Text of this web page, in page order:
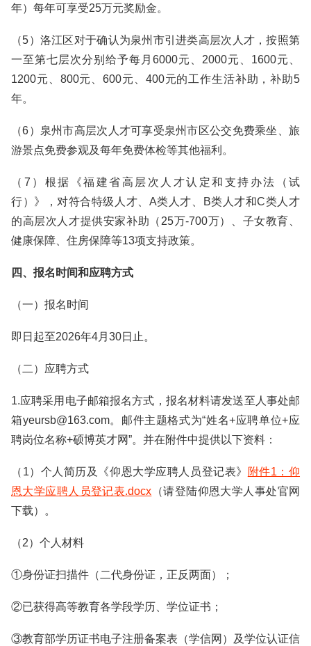
年）每年可享受25万元奖励金。
（5）洛江区对于确认为泉州市引进类高层次人才，按照第
一至第七层次分别给予每月6000元、2000元、1600元、
1200元、800元、600元、400元的工作生活补助，补助5
年。
（6）泉州市高层次人才可享受泉州市区公交免费乘坐、旅
游景点免费参观及每年免费体检等其他福利。
（7）根据《福建省高层次人才认定和支持办法（试
行）》，对符合特级人才、A类人才、B类人才和C类人才
的高层次人才提供安家补助（25万-700万）、子女教育、
健康保障、住房保障等13项支持政策。
四、报名时间和应聘方式
（一）报名时间
即日起至2026年4月30日止。
（二）应聘方式
1.应聘采用电子邮箱报名方式，报名材料请发送至人事处邮
箱yeursb@163.com。邮件主题格式为“姓名+应聘单位+应
聘岗位名称+硕博英才网”。并在附件中提供以下资料：
（1）个人简历及《仰恩大学应聘人员登记表》
附件1：仰
恩大学应聘人员登记表.docx （请登陆仰恩大学人事处官网
下载）。
（2）个人材料
①身份证扫描件（二代身份证，正反两面）；
②已获得高等教育各学段学历、学位证书；
③教育部学历证书电子注册备案表（学信网）及学位认证信